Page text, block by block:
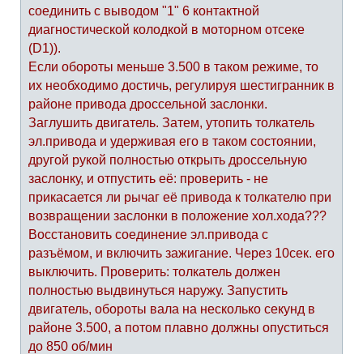
соединить с выводом "1" 6 контактной
диагностической колодкой в моторном отсеке
(D1)).
Если обороты меньше 3.500 в таком режиме, то
их необходимо достичь, регулируя шестигранник в
районе привода дроссельной заслонки.
Заглушить двигатель. Затем, утопить толкатель
эл.привода и удерживая его в таком состоянии,
другой рукой полностью открыть дроссельную
заслонку, и отпустить её: проверить - не
прикасается ли рычаг её привода к толкателю при
возвращении заслонки в положение хол.хода???
Восстановить соединение эл.привода с
разъёмом, и включить зажигание. Через 10сек. его
выключить. Проверить: толкатель должен
полностью выдвинуться наружу. Запустить
двигатель, обороты вала на несколько секунд в
районе 3.500, а потом плавно должны опуститься
до 850 об/мин